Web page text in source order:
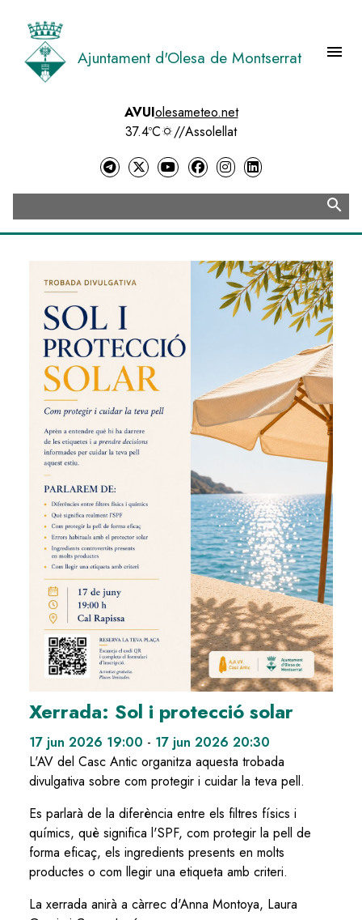
contingut
Ajuntament d'Olesa de Montserrat menu
AVUIolesameteo.net
37.4ºC
//Assolellat
search
Xerrada: Sol i protecció solar
17 jun 2026 19:00 - 17 jun 2026 20:30
L'AV del Casc Antic organitza aquesta trobada
divulgativa sobre com protegir i cuidar la teva pell.
Es parlarà de la diferència entre els filtres físics i
químics, què significa l'SPF, com protegir la pell de
forma eficaç, els ingredients presents en molts
productes o com llegir una etiqueta amb criteri.
La xerrada anirà a càrrec d'Anna Montoya, Laura